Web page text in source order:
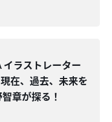
ラストレーター
在、過去、未来を
章が探る！